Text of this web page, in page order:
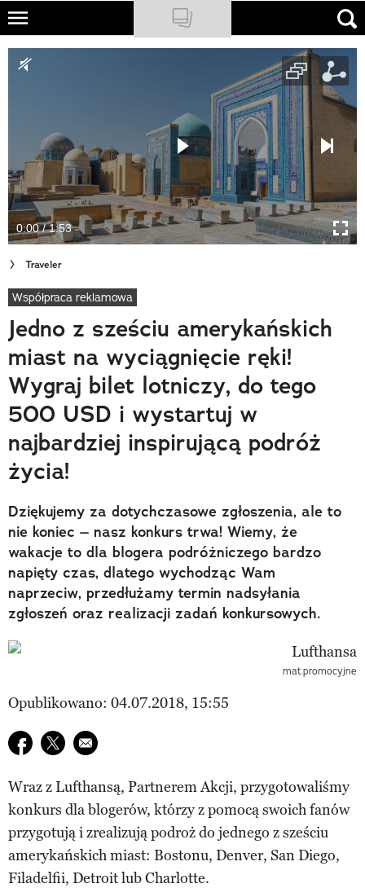
Skip
main
NATIONAL GEOGRAPHIC
Sklep
Newsletter
Cuda Polski
Wielki Konkurs Fotograficzny
Trendbook Podróżniczy
Polecane
0:00 / 1:53
Traveler
Współpraca reklamowa
Jedno z sześciu amerykańskich
miast na wyciągnięcie ręki!
Wygraj bilet lotniczy, do tego
500 USD i wystartuj w
najbardziej inspirującą podróż
życia!
Dziękujemy za dotychczasowe zgłoszenia, ale to
nie koniec – nasz konkurs trwa! Wiemy, że
wakacje to dla blogera podróżniczego bardzo
napięty czas, dlatego wychodząc Wam
naprzeciw, przedłużamy termin nadsyłania
zgłoszeń oraz realizacji zadań konkursowych.
mat.promocyjne
Opublikowano: 04.07.2018, 15:55
Udostępnij na facebook
Udostępnij na twitter
E-mail do przyjaciela
Wraz z Lufthansą, Partnerem Akcji, przygotowaliśmy
konkurs dla blogerów, którzy z pomocą swoich fanów
przygotują i zrealizują podroż do jednego z sześciu
amerykańskich miast: Bostonu, Denver, San Diego,
Filadelfii, Detroit lub Charlotte.